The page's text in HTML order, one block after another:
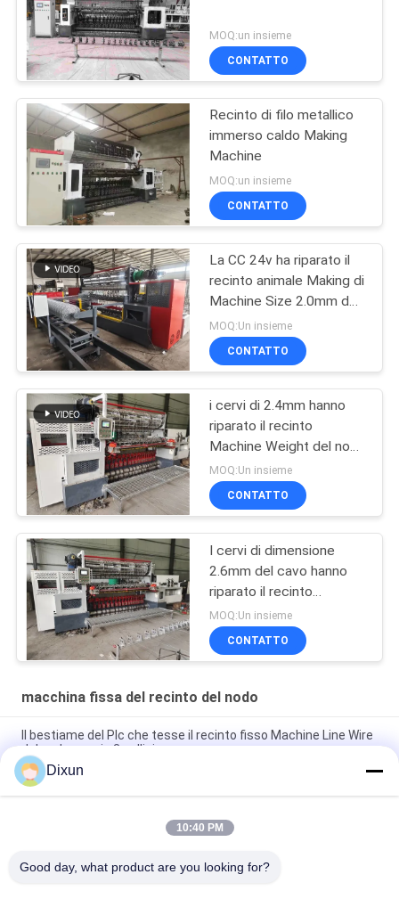
MOQ:un insieme
CONTATTO
Recinto di filo metallico
immerso caldo Making
Machine
MOQ:un insieme
CONTATTO
La CC 24v ha riparato il
recinto animale Making di
Machine Size 2.0mm del
recinto del nodo
MOQ:Un insieme
CONTATTO
i cervi di 2.4mm hanno
riparato il recinto
Machine Weight del nodo
8 tonnellate di larghezza
2440mm
MOQ:Un insieme
CONTATTO
I cervi di dimensione
2.6mm del cavo hanno
riparato il recinto
Machine Tensile
Strength 850n del nodo
MOQ:Un insieme
CONTATTO
macchina fissa del recinto del nodo
Il bestiame del Plc che tesse il recinto fisso Machine Line Wire
del nodo spazia 3 pollici
Recinto fisso Machine Weave Speed del pascolo del nodo 25
volte al min
Recinto fisso Machine Hole Size del bestiame del nodo di
Dixun
10:40 PM
Good day, what product are you looking for?